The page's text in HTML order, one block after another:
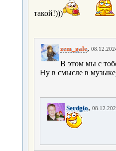
такой!)))
zem_gale,
В этом мы с
Ну в смысле в
Serdgio,